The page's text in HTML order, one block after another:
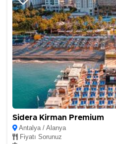
Sidera Kirman Premium
Antalya / Alanya
Fiyatı Sorunuz